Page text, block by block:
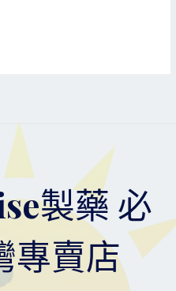
製藥 必
專賣店